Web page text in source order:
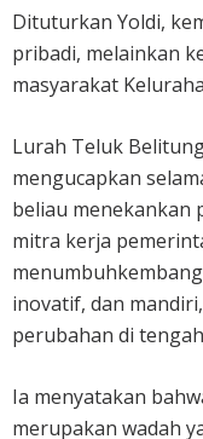
Dituturkan Yoldi,
pribadi, melainkan
masyarakat
Lurah Teluk
mengucapkan
beliau menekankan
mitra kerja
inovatif, dan
perubahan di
Ia menyatakan
merupakan wadah